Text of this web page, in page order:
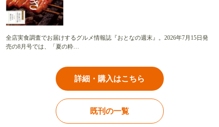
全店実食調査でお届けするグルメ情報誌『おとなの週末』。2026年7月15日発
売の8月号では、「夏の粋…
詳細・購入はこちら
既刊の一覧